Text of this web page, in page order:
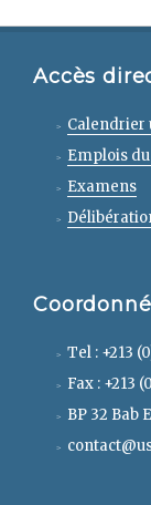
Accès
Calendrier
Emplois
Examens
Tel : +213
Fax : +213
BP 32 Bab